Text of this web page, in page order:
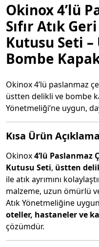
Okinox 4’lü
Sıfır Atık
Kutusu Seti
Bombe
Okinox 4’lü paslanmaz
üstten delikli ve bombe
Yönetmeliği’ne uygun,
Kısa Ürün
Okinox4’lü Paslanmaz
Kutusu Seti, üstten
ile atık ayrımını
malzeme, uzun ömürlü
Atık Yönetmeliğine
oteller, hastaneler ve
çözümdür.